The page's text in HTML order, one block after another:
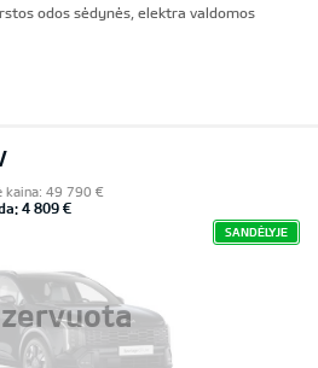
odos sėdynės, elektra valdomos
kaina: 49 790 €
4 809 €
SANDĖLYJE